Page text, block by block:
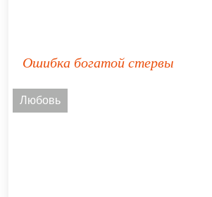
Ошибка богатой стервы
Любовь